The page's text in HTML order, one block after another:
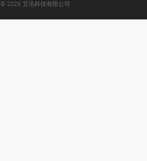
© 2026 艾讯科技有限公司